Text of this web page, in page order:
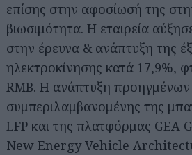
επίσης στην αφοσίωσή της
βιωσιμότητα. Η εταιρεία
στην έρευνα & ανάπτυξη της
ηλεκτροκίνησης κατά 17,9%,
RMB. H ανάπτυξη προηγμένων
συμπεριλαμβανομένης της
LFP και της πλατφόρμας
New Energy Vehicle